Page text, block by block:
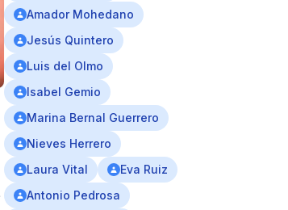
Amador Mohedano
Jesús Quintero
Luis del Olmo
Isabel Gemio
Marina Bernal Guerrero
Nieves Herrero
Laura Vital
Eva Ruiz
Antonio Pedrosa